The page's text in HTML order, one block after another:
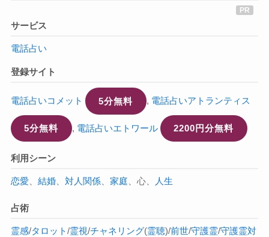
サービス
電話占い
登録サイト
電話占いコメット 5分無料 , 電話占いアトランティス
5分無料 , 電話占いエトワール 2200円分無料
利用シーン
恋愛 結婚、 対人関係、 家庭 、心、 人生
占術
霊感/タロット/霊視/チャネリング(霊聴)/前世/守護霊/守護霊対